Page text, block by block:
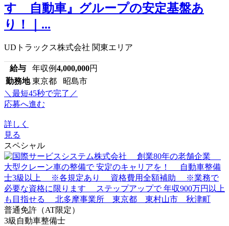
すゞ自動車』グループの安定基盤あ
り！｜...
UDトラックス株式会社 関東エリア
給与 年収例4,000,000円
勤務地 東京都 昭島市
＼最短45秒で完了／
応募へ進む
詳しく
見る
スペシャル
普通免許（AT限定）
3級自動車整備士